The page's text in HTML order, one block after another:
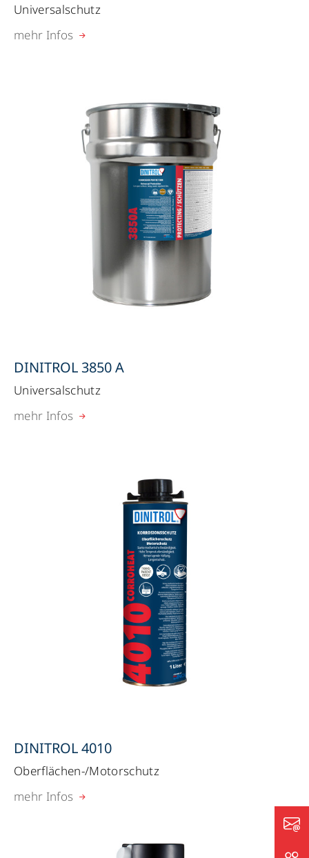
Universalschutz
mehr Infos
DINITROL 3850 A
Universalschutz
mehr Infos
DINITROL 4010
Oberflächen-/Motorschutz
mehr Infos